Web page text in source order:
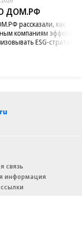
ДОМ.РФ
рассказали, как
компаниям
ESG-стратегию
связь
информация